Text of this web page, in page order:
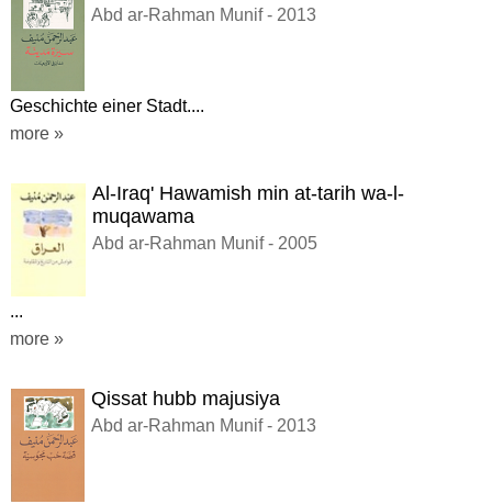
Abd ar-Rahman Munif - 2013
Geschichte einer Stadt....
more »
Al-Iraq' Hawamish min at-tarih wa-l-
muqawama
Abd ar-Rahman Munif - 2005
...
more »
Qissat hubb majusiya
Abd ar-Rahman Munif - 2013